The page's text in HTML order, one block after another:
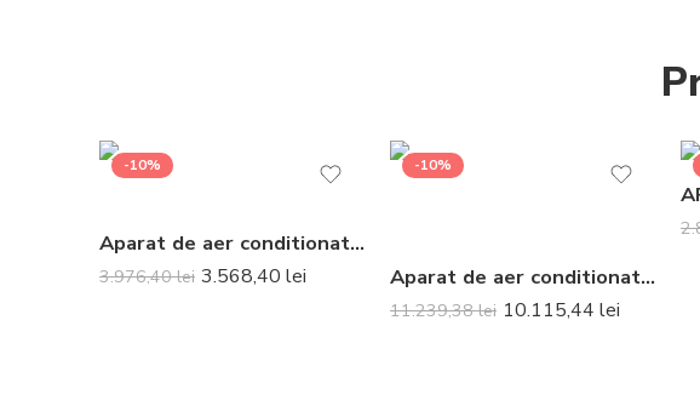
-10%
Aparat de aer conditionat Mitsubishi Electric MSZ-HR35K-MUZ-HR35 Inverter 12000 BTU
3.976,40lei 3.568,40 lei
-10%
Aparat de aer conditionat optimizat pentru incalzire Daikin Perfera Bluevolution FTXTM40A-RXTM40A Inverter 12000 BTU – Telecomanda inclusa
11.239,38lei 10.115,44 lei